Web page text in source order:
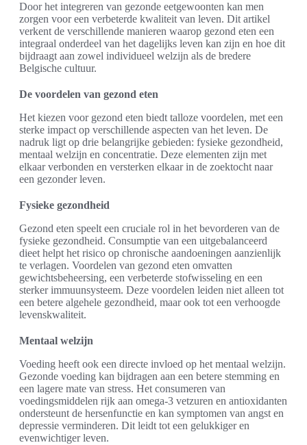
Door het integreren van gezonde eetgewoonten kan men
zorgen voor een verbeterde kwaliteit van leven. Dit artikel
verkent de verschillende manieren waarop gezond eten een
integraal onderdeel van het dagelijks leven kan zijn en hoe dit
bijdraagt aan zowel individueel welzijn als de bredere
Belgische cultuur.
De voordelen van gezond eten
Het kiezen voor gezond eten biedt talloze voordelen, met een
sterke impact op verschillende aspecten van het leven. De
nadruk ligt op drie belangrijke gebieden: fysieke gezondheid,
mentaal welzijn en concentratie. Deze elementen zijn met
elkaar verbonden en versterken elkaar in de zoektocht naar
een gezonder leven.
Fysieke gezondheid
Gezond eten speelt een cruciale rol in het bevorderen van de
fysieke gezondheid. Consumptie van een uitgebalanceerd
dieet helpt het risico op chronische aandoeningen aanzienlijk
te verlagen. Voordelen van gezond eten omvatten
gewichtsbeheersing, een verbeterde stofwisseling en een
sterker immuunsysteem. Deze voordelen leiden niet alleen tot
een betere algehele gezondheid, maar ook tot een verhoogde
levenskwaliteit.
Mentaal welzijn
Voeding heeft ook een directe invloed op het mentaal welzijn.
Gezonde voeding kan bijdragen aan een betere stemming en
een lagere mate van stress. Het consumeren van
voedingsmiddelen rijk aan omega-3 vetzuren en antioxidanten
ondersteunt de hersenfunctie en kan symptomen van angst en
depressie verminderen. Dit leidt tot een gelukkiger en
evenwichtiger leven.